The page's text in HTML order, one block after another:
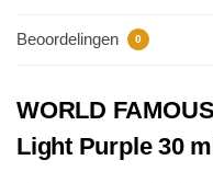
Beoordelingen 0
WORLD
Light Purple 30